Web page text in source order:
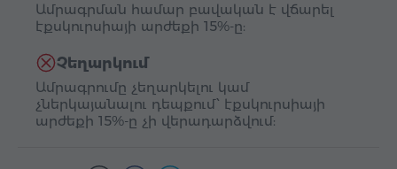
Ամրագրման համար բավական է վճարել
էքսկուրսիայի արժեքի 15%-ը:
Չեղարկում
Ամրագրումը չեղարկելու կամ
չներկայանալու դեպքում՝ էքսկուրսիայի
արժեքի 15%-ը չի վերադարձվում: